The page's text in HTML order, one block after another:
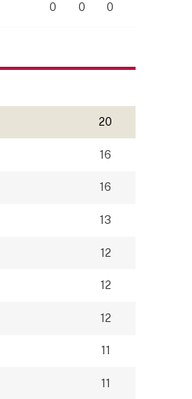
0 0 0
20
16
16
13
12
12
12
11
11